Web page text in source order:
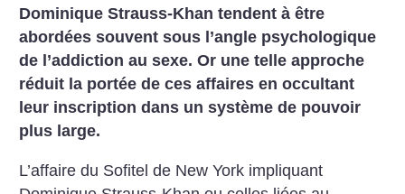
Dominique Strauss-Khan tendent à être
abordées souvent sous l’angle psychologique
de l’addiction au sexe. Or une telle approche
réduit la portée de ces affaires en occultant
leur inscription dans un système de pouvoir
plus large.
L’affaire du Sofitel de New York impliquant